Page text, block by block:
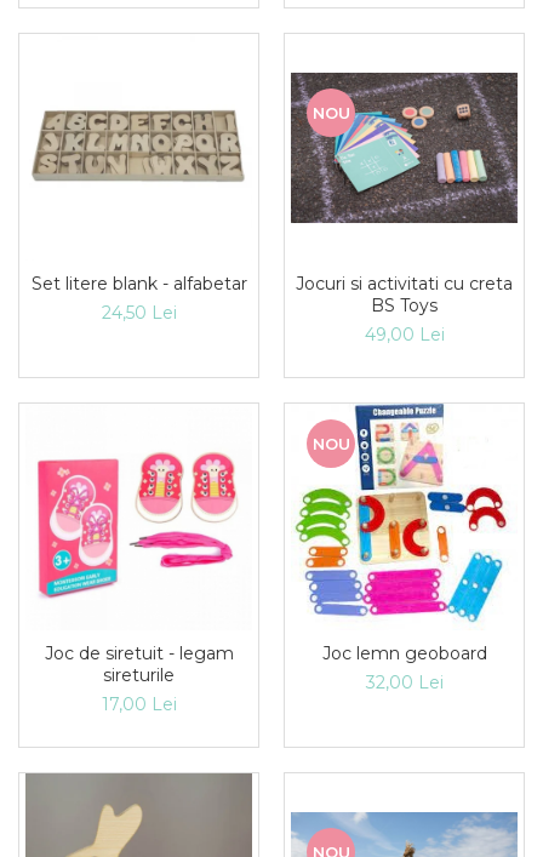
Set litere blank - alfabetar
24,50 Lei
NOU
Jocuri si activitati cu creta
BS Toys
49,00 Lei
Joc de siretuit - legam
sireturile
17,00 Lei
NOU
Joc lemn geoboard
32,00 Lei
NOU